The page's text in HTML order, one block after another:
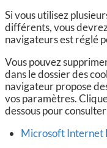
Si vous utilisez
différents, vous
navigateurs est réglé
Vous pouvez
dans le dossier des
navigateur propose
vos paramètres.
dessous pour
Microsoft Internet